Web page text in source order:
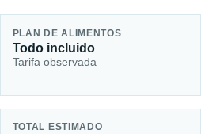
PLAN DE ALIMENTOS
Todo incluido
Tarifa observada
TOTAL ESTIMADO